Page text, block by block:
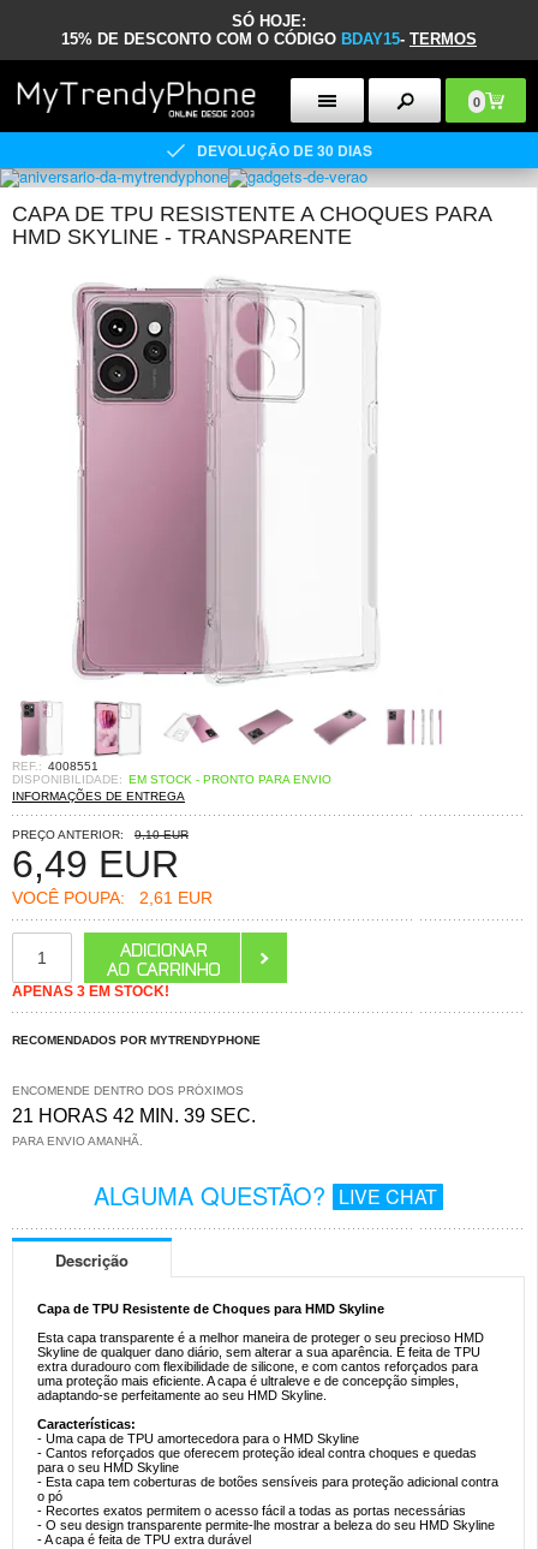
SÓ HOJE:
15% DE DESCONTO COM O CÓDIGO BDAY15- TERMOS
0
DEVOLUÇÃO DE 30 DIAS
CAPA DE TPU RESISTENTE A CHOQUES PARA
HMD SKYLINE - TRANSPARENTE
REF.: 4008551
DISPONIBILIDADE: EM STOCK - PRONTO PARA ENVIO
INFORMAÇÕES DE ENTREGA
PREÇO ANTERIOR: 9,10 EUR
6,49 EUR
VOCÊ POUPA: 2,61 EUR
APENAS 3 EM STOCK!
RECOMENDADOS POR MYTRENDYPHONE
ENCOMENDE DENTRO DOS PRÓXIMOS
21 HORAS 42 MIN. 38 SEC.
PARA ENVIO AMANHÃ.
ALGUMA QUESTÃO? LIVE CHAT
Descrição
Capa de TPU Resistente de Choques para HMD Skyline
Esta capa transparente é a melhor maneira de proteger o seu precioso HMD
Skyline de qualquer dano diário, sem alterar a sua aparência. É feita de TPU
extra duradouro com flexibilidade de silicone, e com cantos reforçados para
uma proteção mais eficiente. A capa é ultraleve e de concepção simples,
adaptando-se perfeitamente ao seu HMD Skyline.
Características:
- Uma capa de TPU amortecedora para o HMD Skyline
- Cantos reforçados que oferecem proteção ideal contra choques e quedas
para o seu HMD Skyline
- Esta capa tem coberturas de botões sensíveis para proteção adicional contra
o pó
- Recortes exatos permitem o acesso fácil a todas as portas necessárias
- O seu design transparente permite-lhe mostrar a beleza do seu HMD Skyline
- A capa é feita de TPU extra durável